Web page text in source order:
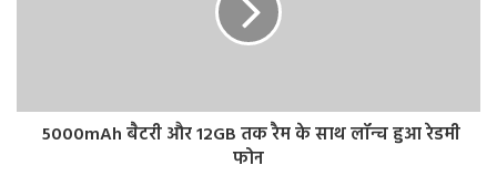
5000mAh बैटरी और 12GB तक रैम के साथ लॉन्च हुआ रेडमी
फोन